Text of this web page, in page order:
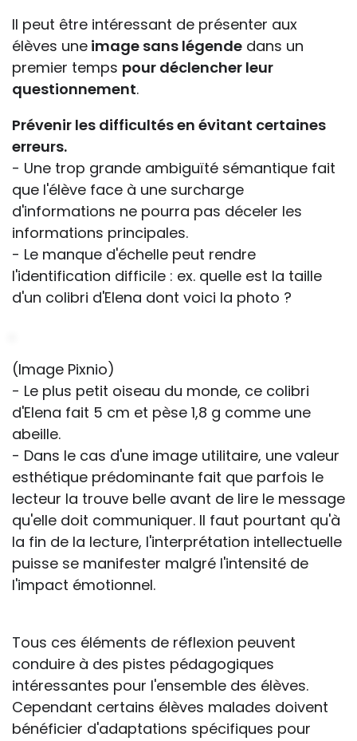
Il peut être intéressant de présenter aux
élèves une image sans légende dans un
premier temps pour déclencher leur
questionnement.
Prévenir les difficultés en évitant certaines
erreurs.
- Une trop grande ambiguïté sémantique fait
que l'élève face à une surcharge
d'informations ne pourra pas déceler les
informations principales.
- Le manque d'échelle peut rendre
l'identification difficile : ex. quelle est la taille
d'un colibri d'Elena dont voici la photo ?
(Image Pixnio)
- Le plus petit oiseau du monde, ce colibri
d'Elena fait 5 cm et pèse 1,8 g comme une
abeille.
- Dans le cas d'une image utilitaire, une valeur
esthétique prédominante fait que parfois le
lecteur la trouve belle avant de lire le message
qu'elle doit communiquer. Il faut pourtant qu'à
la fin de la lecture, l'interprétation intellectuelle
puisse se manifester malgré l'intensité de
l'impact émotionnel.
Tous ces éléments de réflexion peuvent
conduire à des pistes pédagogiques
intéressantes pour l'ensemble des élèves.
Cependant certains élèves malades doivent
bénéficier d'adaptations spécifiques pour